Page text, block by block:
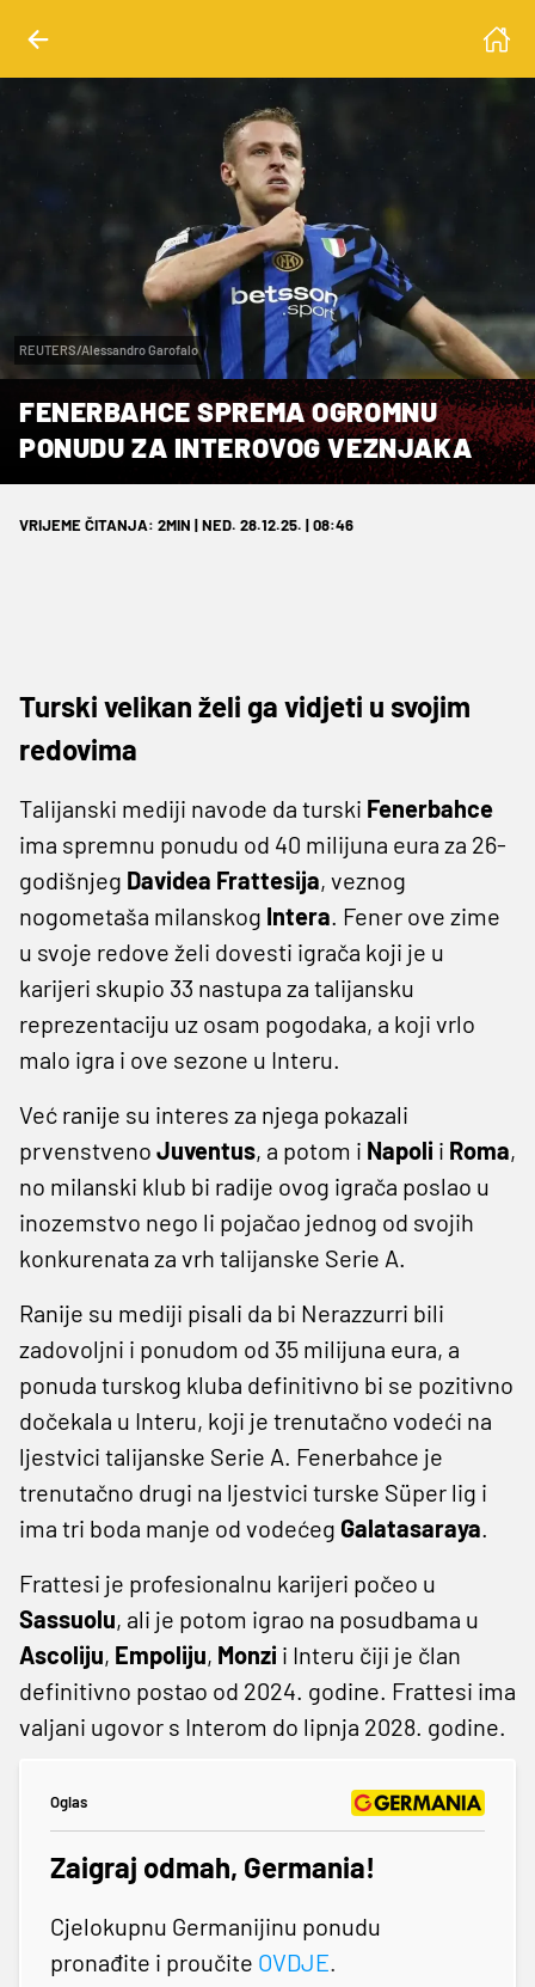
REUTERS/Alessandro Garofalo
FENERBAHCE SPREMA OGROMNU
PONUDU ZA INTEROVOG VEZNJAKA
VRIJEME ČITANJA: 2MIN | NED. 28.12.25. | 08:46
Turski velikan želi ga vidjeti u svojim
redovima
Talijanski mediji navode da turski Fenerbahce
ima spremnu ponudu od 40 milijuna eura za 26-
godišnjeg Davidea Frattesija, veznog
nogometaša milanskog Intera. Fener ove zime
u svoje redove želi dovesti igrača koji je u
karijeri skupio 33 nastupa za talijansku
reprezentaciju uz osam pogodaka, a koji vrlo
malo igra i ove sezone u Interu.
Već ranije su interes za njega pokazali
prvenstveno Juventus, a potom i Napoli i Roma,
no milanski klub bi radije ovog igrača poslao u
inozemstvo nego li pojačao jednog od svojih
konkurenata za vrh talijanske Serie A.
Ranije su mediji pisali da bi Nerazzurri bili
zadovoljni i ponudom od 35 milijuna eura, a
ponuda turskog kluba definitivno bi se pozitivno
dočekala u Interu, koji je trenutačno vodeći na
ljestvici talijanske Serie A. Fenerbahce je
trenutačno drugi na ljestvici turske Süper lig i
ima tri boda manje od vodećeg Galatasaraya.
Frattesi je profesionalnu karijeri počeo u
Sassuolu, ali je potom igrao na posudbama u
Ascoliju, Empoliju, Monzi i Interu čiji je član
definitivno postao od 2024. godine. Frattesi ima
valjani ugovor s Interom do lipnja 2028. godine.
Oglas
Zaigraj odmah, Germania!
Cjelokupnu Germanijinu ponudu
pronađite i proučite OVDJE.